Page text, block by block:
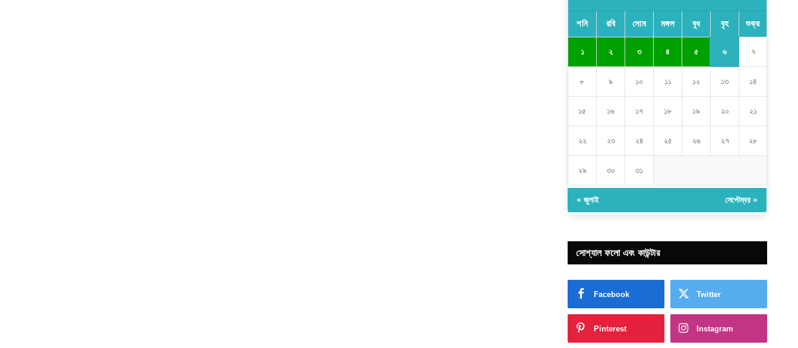
শনি রবি সোম মঙ্গল বুধ বৃহ শুক্র
১ ২ ৩ ৪ ৫ ৬ ৭
৮ ৯ ১০ ১১ ১২ ১৩ ১৪
১৫ ১৬ ১৭ ১৮ ১৯ ২০ ২১
২২ ২৩ ২৪ ২৫ ২৬ ২৭ ২৮
২৯ ৩০ ৩১
« জুলাই সেপ্টেম্বর »
সোশ্যাল ফলো এবং কাউন্টার
Facebook Twitter
Pinterest Instagram